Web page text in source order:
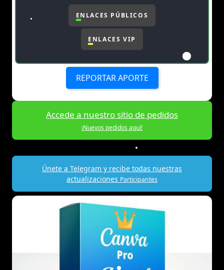
ENLACES PÚBLICOS
ENLACES VIP
REPORTAR APORTE
Accede a nuestro sitio de pedidos
¡Nuevos pedidos aquí!
Únete a Telegram y recibe todas nuestras
actualizaciones Participantes